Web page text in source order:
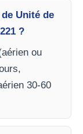
Unité de
?
ou
30-60